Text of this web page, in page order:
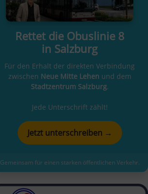
Rettet die Obuslinie 8
in Salzburg
Für den Erhalt der direkten Verbindung
zwischen Neue Mitte Lehen und dem
Stadtzentrum Salzburg.
Jede Unterschrift zählt!
Jetzt unterschreiben →
Gemeinsam für einen starken öffentlichen Verkehr.